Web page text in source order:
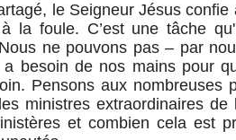
le Seigneur Jésus
la foule. C’est une tâche
Nous ne pouvons pas – par
besoin de nos mains pour
Pensons aux nombreuses
ministres extraordinaires de
et combien cela est